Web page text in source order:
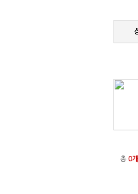
총 0개